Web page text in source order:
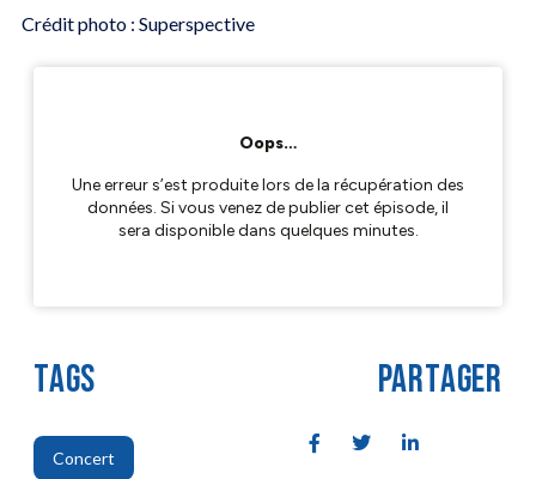
Crédit photo : Superspective
TAGS
Concert
PARTAGER